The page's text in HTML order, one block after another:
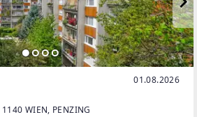
01.08.2026
WIEN, PENZING